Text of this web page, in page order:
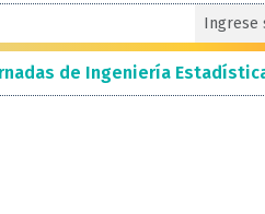
de Ingeniería